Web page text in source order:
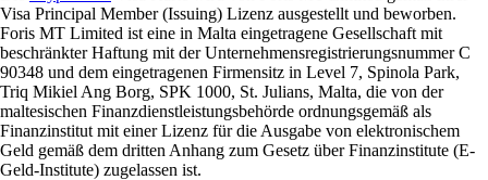
Visa Principal Member (Issuing) Lizenz ausgestellt und beworben.
Foris MT Limited ist eine in Malta eingetragene Gesellschaft mit
beschränkter Haftung mit der Unternehmensregistrierungsnummer C
90348 und dem eingetragenen Firmensitz in Level 7, Spinola Park,
Triq Mikiel Ang Borg, SPK 1000, St. Julians, Malta, die von der
maltesischen Finanzdienstleistungsbehörde ordnungsgemäß als
Finanzinstitut mit einer Lizenz für die Ausgabe von elektronischem
Geld gemäß dem dritten Anhang zum Gesetz über Finanzinstitute (E-
Geld-Institute) zugelassen ist.